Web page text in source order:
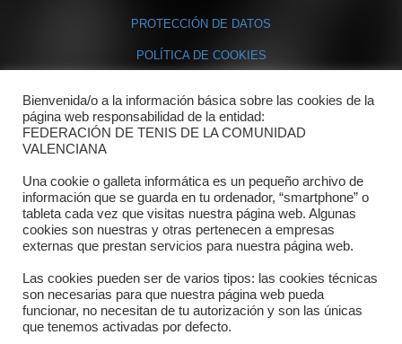
PROTECCIÓN DE DATOS
POLÍTICA DE COOKIES
Contacto
Dónde estamos
Directorio departamentos
Horario
Formulario de contacto
Bienvenida/o a la información básica sobre las cookies de la
página web responsabilidad de la entidad:
FEDERACIÓN DE TENIS DE LA COMUNIDAD
VALENCIANA
Una cookie o galleta informática es un pequeño archivo de
información que se guarda en tu ordenador, “smartphone” o
tableta cada vez que visitas nuestra página web. Algunas
cookies son nuestras y otras pertenecen a empresas
externas que prestan servicios para nuestra página web.
Las cookies pueden ser de varios tipos: las cookies técnicas
son necesarias para que nuestra página web pueda
funcionar, no necesitan de tu autorización y son las únicas
que tenemos activadas por defecto.